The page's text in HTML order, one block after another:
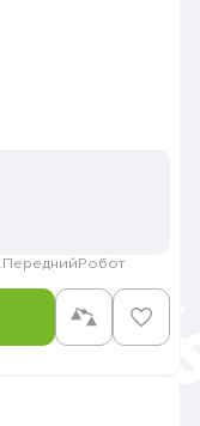
Передний Робот